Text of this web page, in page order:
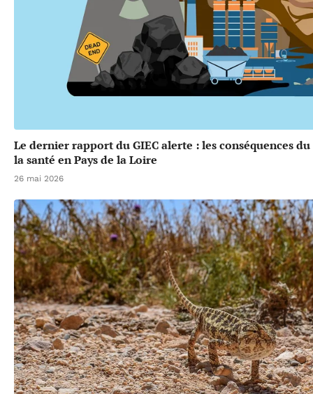
Le dernier rapport du GIEC alerte : les conséquences
la santé en Pays de la Loire
26 mai 2026